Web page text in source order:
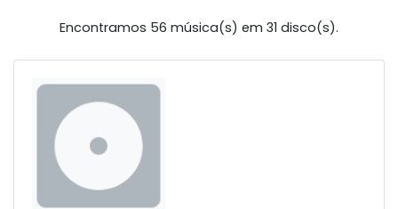
Encontramos 56 música(s) em 31 disco(s).